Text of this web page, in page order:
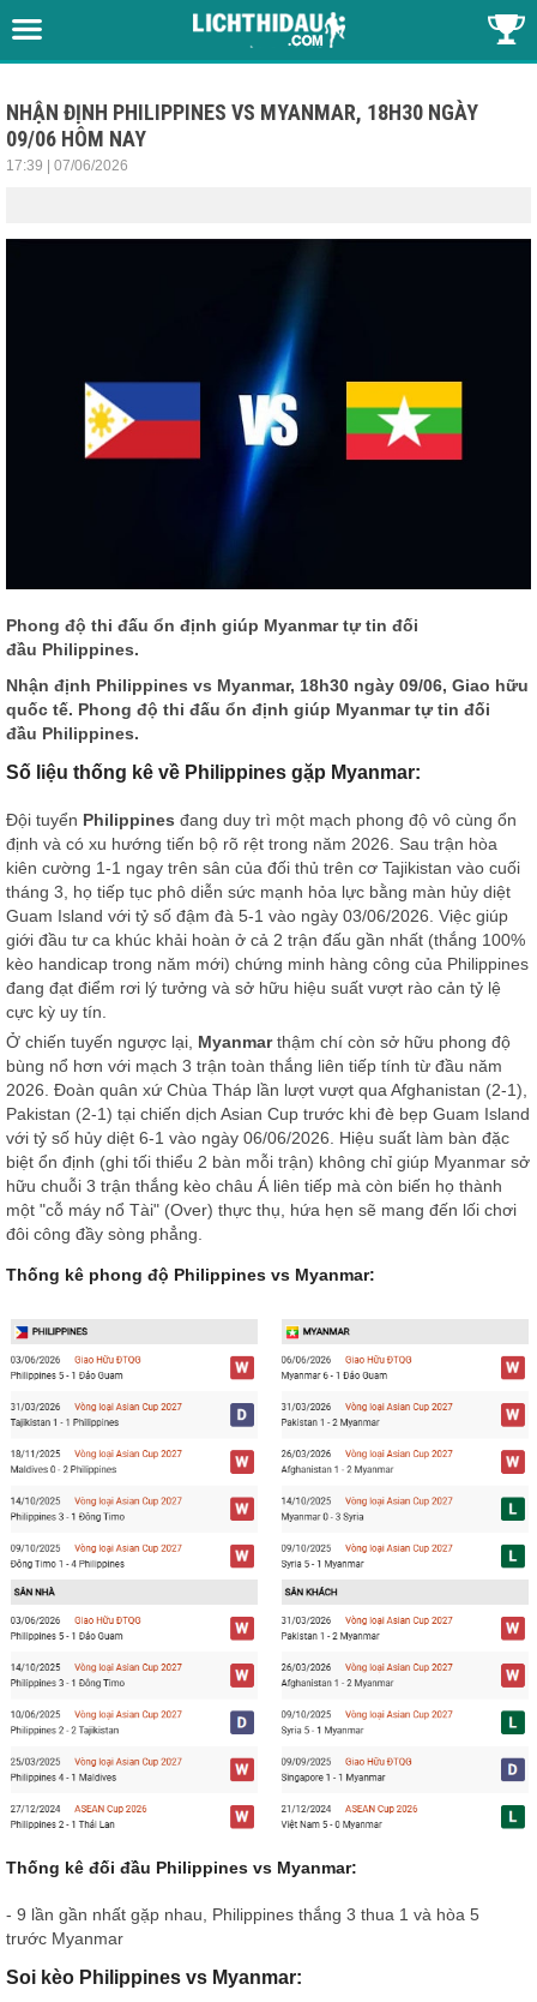
NHẬN ĐỊNH PHILIPPINES VS MYANMAR, 18H30 NGÀY
09/06 HÔM NAY
17:39 | 07/06/2026
Phong độ thi đấu ổn định giúp Myanmar tự tin đối
đầu Philippines.
Nhận định Philippines vs Myanmar, 18h30 ngày 09/06, Giao hữu
quốc tế. Phong độ thi đấu ổn định giúp Myanmar tự tin đối
đầu Philippines.
Số liệu thống kê về Philippines gặp Myanmar:
Đội tuyển Philippines đang duy trì một mạch phong độ vô cùng ổn
định và có xu hướng tiến bộ rõ rệt trong năm 2026. Sau trận hòa
kiên cường 1-1 ngay trên sân của đối thủ trên cơ Tajikistan vào cuối
tháng 3, họ tiếp tục phô diễn sức mạnh hỏa lực bằng màn hủy diệt
Guam Island với tỷ số đậm đà 5-1 vào ngày 03/06/2026. Việc giúp
giới đầu tư ca khúc khải hoàn ở cả 2 trận đấu gần nhất (thắng 100%
kèo handicap trong năm mới) chứng minh hàng công của Philippines
đang đạt điểm rơi lý tưởng và sở hữu hiệu suất vượt rào cản tỷ lệ
cực kỳ uy tín.
Ở chiến tuyến ngược lại, Myanmarthậm chí còn sở hữu phong độ
bùng nổ hơn với mạch 3 trận toàn thắng liên tiếp tính từ đầu năm
2026. Đoàn quân xứ Chùa Tháp lần lượt vượt qua Afghanistan (2-1),
Pakistan (2-1) tại chiến dịch Asian Cup trước khi đè bẹp Guam Island
với tỷ số hủy diệt 6-1 vào ngày 06/06/2026. Hiệu suất làm bàn đặc
biệt ổn định (ghi tối thiểu 2 bàn mỗi trận) không chỉ giúp Myanmar sở
hữu chuỗi 3 trận thắng kèo châu Á liên tiếp mà còn biến họ thành
một "cỗ máy nổ Tài" (Over) thực thụ, hứa hẹn sẽ mang đến lối chơi
đôi công đầy sòng phẳng.
Thống kê phong độ Philippines vs Myanmar:
Thống kê đối đầu Philippines vs Myanmar:
- 9 lần gần nhất gặp nhau, Philippines thắng 3 thua 1 và hòa 5
trước Myanmar
Soi kèo Philippines vs Myanmar: